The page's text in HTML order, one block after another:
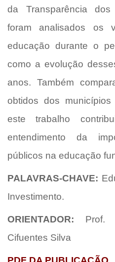
da Transparência dos
foram analisados os
educação durante o
como a evolução
anos. Também
obtidos dos
este trabalho
entendimento da
públicos na educação
PALAVRAS-CHAVE:
Investimento.
ORIENTADOR: Prof.
Cifuentes Silva